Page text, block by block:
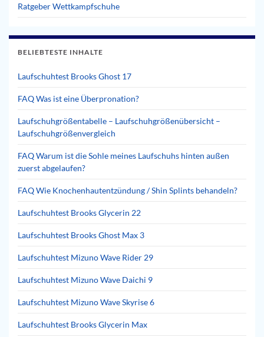
Ratgeber Wettkampfschuhe
BELIEBTESTE INHALTE
Laufschuhtest Brooks Ghost 17
FAQ Was ist eine Überpronation?
Laufschuhgrößentabelle – Laufschuhgrößenübersicht –
Laufschuhgrößenvergleich
FAQ Warum ist die Sohle meines Laufschuhs hinten außen
zuerst abgelaufen?
FAQ Wie Knochenhautentzündung / Shin Splints behandeln?
Laufschuhtest Brooks Glycerin 22
Laufschuhtest Brooks Ghost Max 3
Laufschuhtest Mizuno Wave Rider 29
Laufschuhtest Mizuno Wave Daichi 9
Laufschuhtest Mizuno Wave Skyrise 6
Laufschuhtest Brooks Glycerin Max